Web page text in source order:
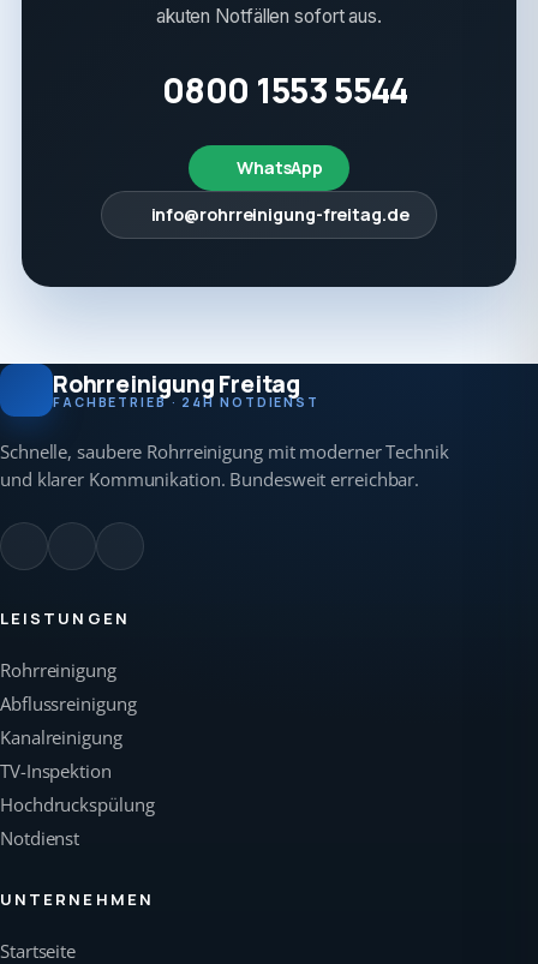
akuten Notfällen sofort aus.
0800 1553 5544
WhatsApp
info@rohrreinigung-freitag.de
Rohrreinigung Freitag
FACHBETRIEB · 24H NOTDIENST
Schnelle, saubere Rohrreinigung mit moderner Technik
und klarer Kommunikation. Bundesweit erreichbar.
LEISTUNGEN
Rohrreinigung
Abflussreinigung
Kanalreinigung
TV-Inspektion
Hochdruckspülung
Notdienst
UNTERNEHMEN
Startseite